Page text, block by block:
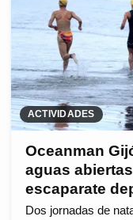
ACTIVIDADES
Oceanman
aguas
escaparate
Dos jornadas de